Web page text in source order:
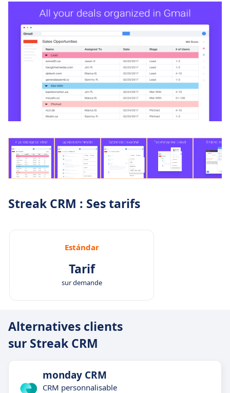
Streak CRM : Ses tarifs
Estándar
Tarif
sur demande
Alternatives clients
sur Streak CRM
monday CRM
CRM personnalisable